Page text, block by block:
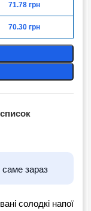
71.78 грн
70.30 грн
саме зараз
солодкі напої